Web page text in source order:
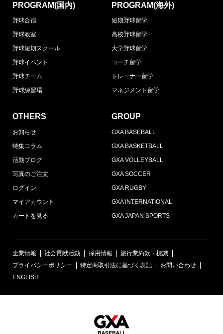
PROGRAM(国内)
野球合宿
野球教室
野球短期スクール
野球イベント
野球チーム
野球練習場
PROGRAM(海外)
短期野球留学
高校野球留学
大学野球留学
コーチ留学
トレーナー留学
マネジメント留学
OTHERS
お知らせ
特集コラム
活動ブログ
写真のご注文
ログイン
マイアカウント
カートを見る
GROUP
GXA BASEBALL
GXA BASKETBALL
GXA VOLLEYBALL
GXA SOCCER
GXA RUGBY
GXA INTERNATIONAL
GXA JAPAN SPORTS
企業情報 社会貢献活動 採用情報
旅行業約款・標識
プライバシーポリシー
特定商取引法に基づく表記
お問い合わせ
ENGLISH